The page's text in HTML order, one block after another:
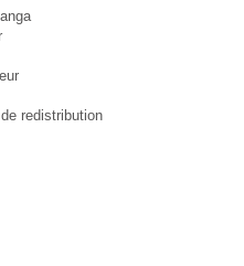
redistribution